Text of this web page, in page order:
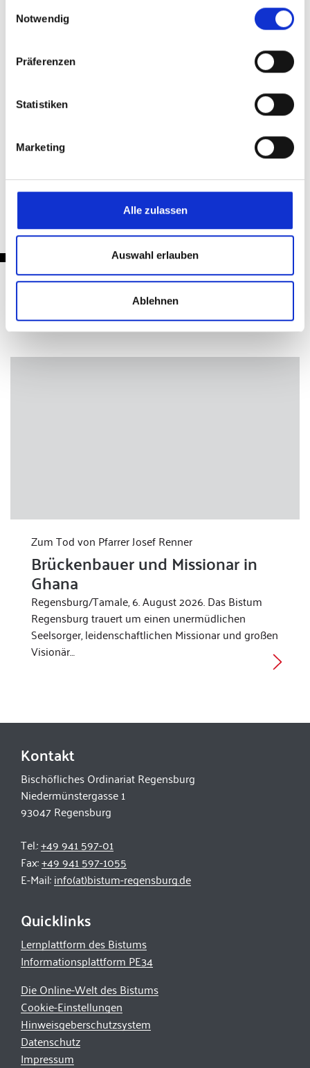
Notwendig
Präferenzen
Statistiken
Marketing
Alle zulassen
Auswahl erlauben
Ablehnen
Text und Bild: Kath. Jugendstelle Regensburg-Stadt
Nachrichten
Zum Tod von Pfarrer Josef Renner
Brückenbauer und Missionar in
Ghana
Regensburg/Tamale, 6. August 2026. Das Bistum
Regensburg trauert um einen unermüdlichen
Seelsorger, leidenschaftlichen Missionar und großen
Visionär…
Kontakt
Bischöfliches Ordinariat Regensburg
Niedermünstergasse 1
93047 Regensburg
Tel.:+49 941 597-01
Fax:+49 941 597-1055
E-Mail:info(at)bistum-regensburg.de
Quicklinks
Lernplattform des Bistums
Informationsplattform PE34
Die Online-Welt des Bistums
Cookie-Einstellungen
Hinweisgeberschutzsystem
Datenschutz
Impressum